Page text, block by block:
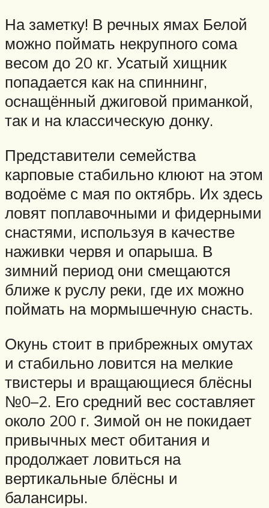
На заметку! В речных ямах Белой
можно поймать некрупного сома
весом до 20 кг. Усатый хищник
попадается как на спиннинг,
оснащённый джиговой приманкой,
так и на классическую донку.
Представители семейства
карповые стабильно клюют на этом
водоёме с мая по октябрь. Их здесь
ловят поплавочными и фидерными
снастями, используя в качестве
наживки червя и опарыша. В
зимний период они смещаются
ближе к руслу реки, где их можно
поймать на мормышечную снасть.
Окунь стоит в прибрежных омутах
и стабильно ловится на мелкие
твистеры и вращающиеся блёсны
№0–2. Его средний вес составляет
около 200 г. Зимой он не покидает
привычных мест обитания и
продолжает ловиться на
вертикальные блёсны и
балансиры.